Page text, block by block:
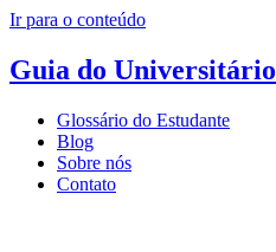
Ir para o conteúdo
Guia do Universitário
Glossário do Estudante
Blog
Sobre nós
Contato